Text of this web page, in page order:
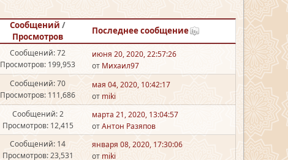
Сообщений /
Просмотров
Последнее сообщение
Сообщений: 72
Просмотров: 199,953
июня 20, 2020, 22:57:26
от Михаил97
Сообщений: 70
Просмотров: 111,686
мая 04, 2020, 10:42:17
от miki
Сообщений: 2
Просмотров: 12,415
марта 21, 2020, 13:04:57
отАнтон Разяпов
Сообщений: 14
Просмотров: 23,531
января 08, 2020, 17:30:06
от miki